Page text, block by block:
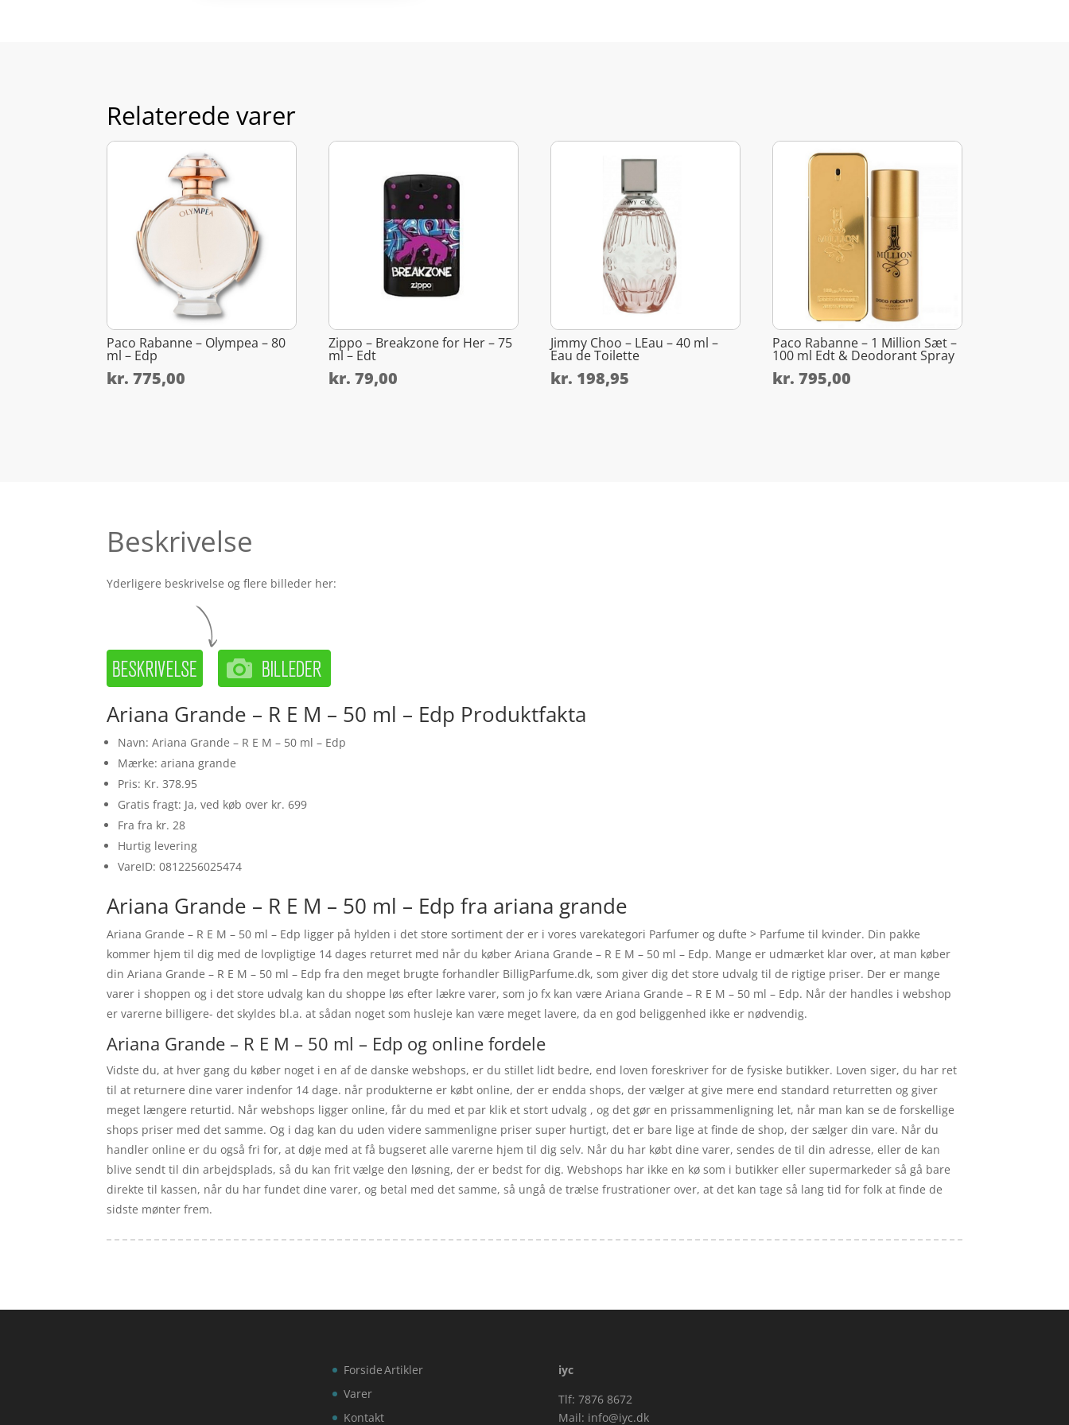
Relaterede varer
Paco Rabanne – Olympea – 80
ml – Edp
kr. 775,00
Zippo – Breakzone for Her – 75
ml – Edt
kr. 79,00
Jimmy Choo – LEau – 40 ml –
Eau de Toilette
kr. 198,95
Paco Rabanne – 1 Million Sæt –
100 ml Edt & Deodorant Spray
kr. 795,00
Beskrivelse
Yderligere beskrivelse og flere billeder her:
Ariana Grande – R E M – 50 ml – Edp Produktfakta
Navn: Ariana Grande – R E M – 50 ml – Edp
Mærke: ariana grande
Pris: Kr. 378.95
Gratis fragt: Ja, ved køb over kr. 699
Fra fra kr. 28
Hurtig levering
VareID: 0812256025474
Ariana Grande – R E M – 50 ml – Edp fra ariana grande
Ariana Grande – R E M – 50 ml – Edp ligger på hylden i det store sortiment der er i vores varekategori Parfumer og dufte > Parfume til kvinder. Din pakke
kommer hjem til dig med de lovpligtige 14 dages returret med når du køber Ariana Grande – R E M – 50 ml – Edp. Mange er udmærket klar over, at man køber
din Ariana Grande – R E M – 50 ml – Edp fra den meget brugte forhandler BilligParfume.dk, som giver dig det store udvalg til de rigtige priser. Der er mange
varer i shoppen og i det store udvalg kan du shoppe løs efter lækre varer, som jo fx kan være Ariana Grande – R E M – 50 ml – Edp. Når der handles i webshop
er varerne billigere- det skyldes bl.a. at sådan noget som husleje kan være meget lavere, da en god beliggenhed ikke er nødvendig.
Ariana Grande – R E M – 50 ml – Edp og online fordele
Vidste du, at hver gang du køber noget i en af de danske webshops, er du stillet lidt bedre, end loven foreskriver for de fysiske butikker. Loven siger, du har ret
til at returnere dine varer indenfor 14 dage. når produkterne er købt online, der er endda shops, der vælger at give mere end standard returretten og giver
meget længere returtid. Når webshops ligger online, får du med et par klik et stort udvalg , og det gør en prissammenligning let, når man kan se de forskellige
shops priser med det samme. Og i dag kan du uden videre sammenligne priser super hurtigt, det er bare lige at finde de shop, der sælger din vare. Når du
handler online er du også fri for, at døje med at få bugseret alle varerne hjem til dig selv. Når du har købt dine varer, sendes de til din adresse, eller de kan
blive sendt til din arbejdsplads, så du kan frit vælge den løsning, der er bedst for dig. Webshops har ikke en kø som i butikker eller supermarkeder så gå bare
direkte til kassen, når du har fundet dine varer, og betal med det samme, så ungå de trælse frustrationer over, at det kan tage så lang tid for folk at finde de
sidste mønter frem.
Forside
Varer
Kontakt
Artikler
iyc
Tlf: 7876 8672
Mail: info@iyc.dk